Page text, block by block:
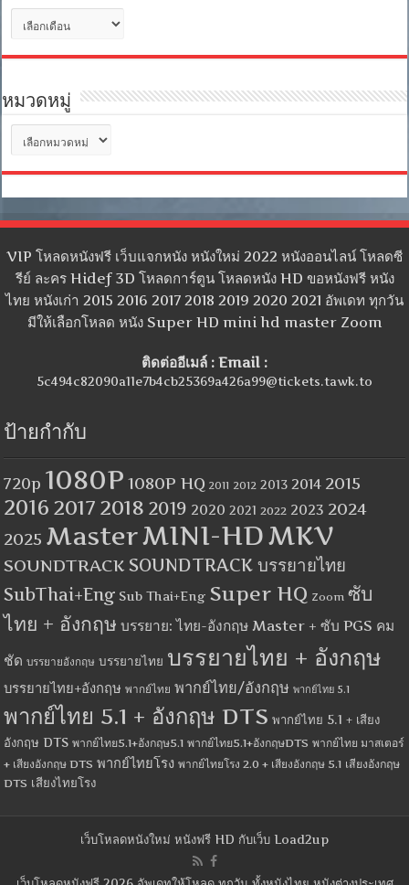
เก็บ
หมวดหมู่
หมู่
VIP โหลดหนังฟรี เว็บแจกหนัง หนังใหม่ 2022 หนังออนไลน์ โหลดซี
รีย์ ละคร Hidef 3D โหลดการ์ตูน โหลดหนัง HD ขอหนังฟรี หนัง
ไทย หนังเก่า 2015 2016 2017 2018 2019 2020 2021 อัพเดท ทุกวัน
มีให้เลือกโหลด หนัง Super HD mini hd master Zoom
ติดต่ออีเมล์ : Email :
5c494c82090a11e7b4cb25369a426a99@tickets.tawk.to
ป้ายกำกับ
720p 1080P 1080P HQ 2011 2012 2013 2014 2015
2016 2017 2018 2019 2020 2021 2022 2023 2024
2025 MasterMINI-HDMKV
SOUNDTRACK SOUNDTRACK บรรยายไทย
SubThai+Eng Sub Thai+Eng Super HQ Zoom ซับ
ไทย + อังกฤษ บรรยาย: ไทย-อังกฤษ Master + ซับ PGS คม
ชัด บรรยายอังกฤษ บรรยายไทย บรรยายไทย + อังกฤษ
บรรยายไทย+อังกฤษ พากย์ไทย พากย์ไทย/อังกฤษ พากย์ไทย 5.1
พากย์ไทย 5.1 + อังกฤษ DTS พากย์ไทย 5.1 + เสียง
อังกฤษ DTS พากย์ไทย5.1+อังกฤษ5.1 พากย์ไทย5.1+อังกฤษDTS พากย์ไทย มาสเตอร์
+ เสียงอังกฤษ DTS พากย์ไทยโรง พากย์ไทยโรง 2.0 + เสียงอังกฤษ 5.1 เสียงอังกฤษ
DTS เสียงไทยโรง
เว็บโหลดหนังใหม่ หนังฟรี HD กับเว็บ Load2up